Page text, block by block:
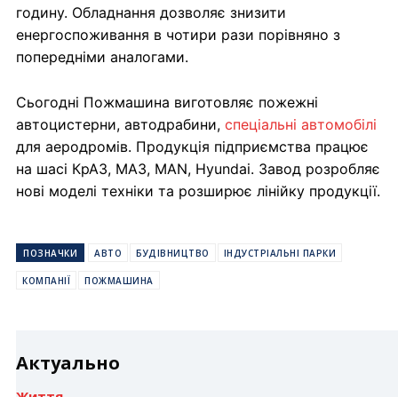
годину. Обладнання дозволяє знизити
енергоспоживання в чотири рази порівняно з
попередніми аналогами.
Сьогодні Пожмашина виготовляє пожежні
автоцистерни, автодрабини, спеціальні автомобілі
для аеродромів. Продукція підприємства працює
на шасі КрАЗ, МАЗ, MAN, Hyundai. Завод розробляє
нові моделі техніки та розширює лінійку продукції.
ПОЗНАЧКИ АВТО БУДІВНИЦТВО ІНДУСТРІАЛЬНІ ПАРКИ
КОМПАНІЇ ПОЖМАШИНА
Актуально